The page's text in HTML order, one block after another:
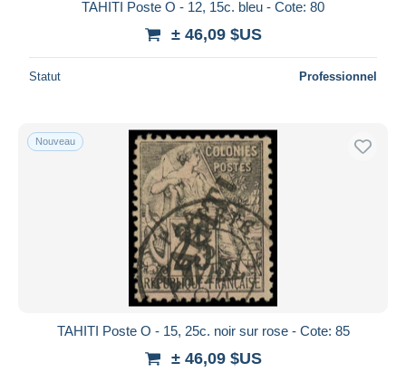
TAHITI Poste O - 12, 15c. bleu - Cote: 80
± 46,09 $US
Statut Professionnel
Nouveau
TAHITI Poste O - 15, 25c. noir sur rose - Cote: 85
± 46,09 $US